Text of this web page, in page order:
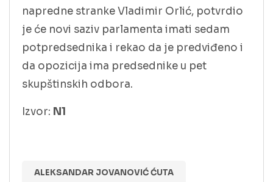
napredne stranke Vladimir Orlić, potvrdio
je će novi saziv parlamenta imati sedam
potpredsednika i rekao da je predviđeno i
da opozicija ima predsednike u pet
skupštinskih odbora.
Izvor: N1
ALEKSANDAR JOVANOVIĆ ĆUTA